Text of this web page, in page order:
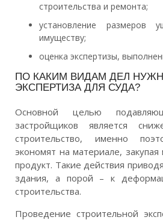
строительства и ремонта;
установление размеров
имуществу;
оценка экспертизы,
ПО КАКИМ ВИДАМ ДЕЛ
ЭКСПЕРТИЗА ДЛЯ СУДА?
Основной целью
застройщиков является
строительство, именно
экономят на материале,
продукт. Такие действия
здания, а порой – к
строительства.
Проведение строительной